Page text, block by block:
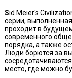
Sid Meier's
серии,
проходит в
современного
порядка, а также
Люди борются за
место, где можно